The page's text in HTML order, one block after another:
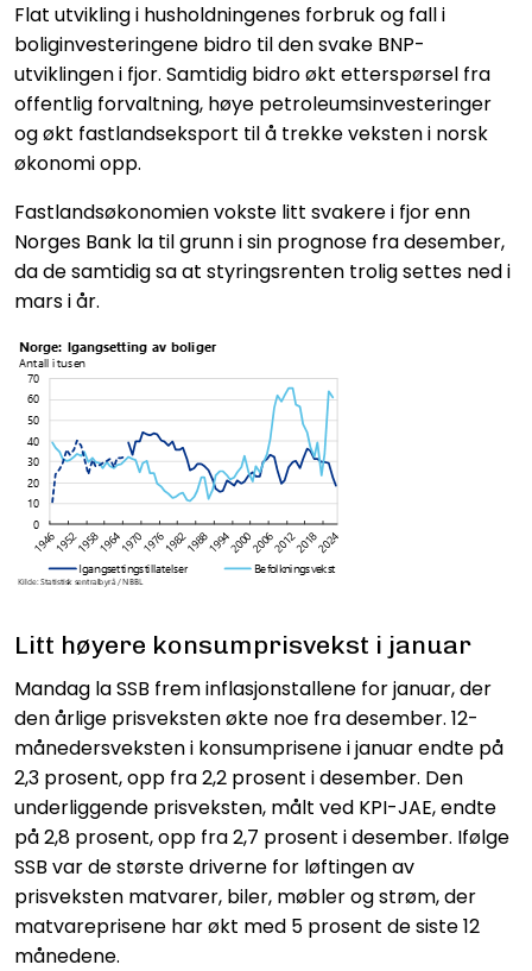
Flat utvikling i husholdningenes forbruk og fall i
boliginvesteringene bidro til den svake BNP-
utviklingen i fjor. Samtidig bidro økt etterspørsel fra
offentlig forvaltning, høye petroleumsinvesteringer
og økt fastlandseksport til å trekke veksten i norsk
økonomi opp.
Fastlandsøkonomien vokste litt svakere i fjor enn
Norges Bank la til grunn i sin prognose fra desember,
da de samtidig sa at styringsrenten trolig settes ned i
mars i år.
Litt høyere konsumprisvekst i januar
Mandag la SSB frem inflasjonstallene for januar, der
den årlige prisveksten økte noe fra desember. 12-
månedersveksten i konsumprisene i januar endte på
2,3 prosent, opp fra 2,2 prosent i desember. Den
underliggende prisveksten, målt ved KPI-JAE, endte
på 2,8 prosent, opp fra 2,7 prosent i desember. Ifølge
SSB var de største driverne for løftingen av
prisveksten matvarer, biler, møbler og strøm, der
matvareprisene har økt med 5 prosent de siste 12
månedene.